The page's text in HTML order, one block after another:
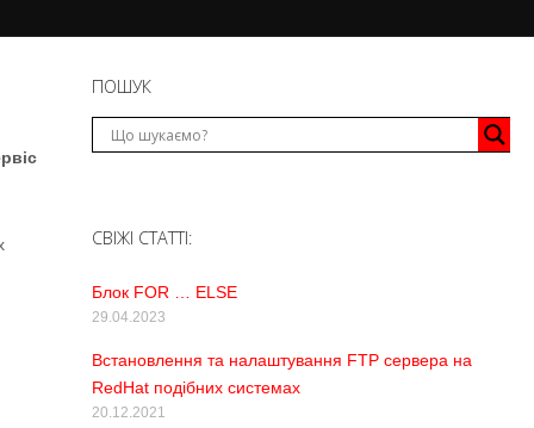
ПОШУК
СВІЖІ СТАТТІ:
Блок FOR … ELSE
29.04.2023
Встановлення та налаштування FTP сервера на
RedHat подібних системах
20.12.2021